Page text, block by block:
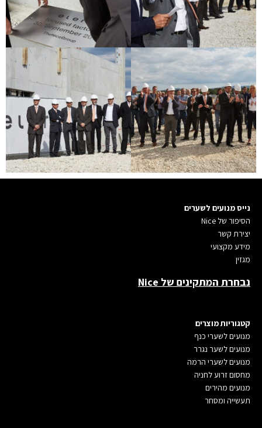
נייס מנועים לשערים
הסיפור של Nice
יצירת קשר
מידע מקצועי
מגזין
נבחרת המתקינים של Nice
קטגוריות מוצרים
מנועים לשערי כנף
מנועים לשער נגרר
מנועים לשערי הרמה
מחסום זרוע לחניה
מנועים מהירים
תעשייה ומסחר